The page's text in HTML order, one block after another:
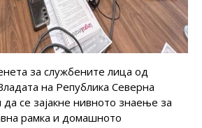
за службените лица од
на Република Северна
се зајакне нивното знаење за
рамка и домашното